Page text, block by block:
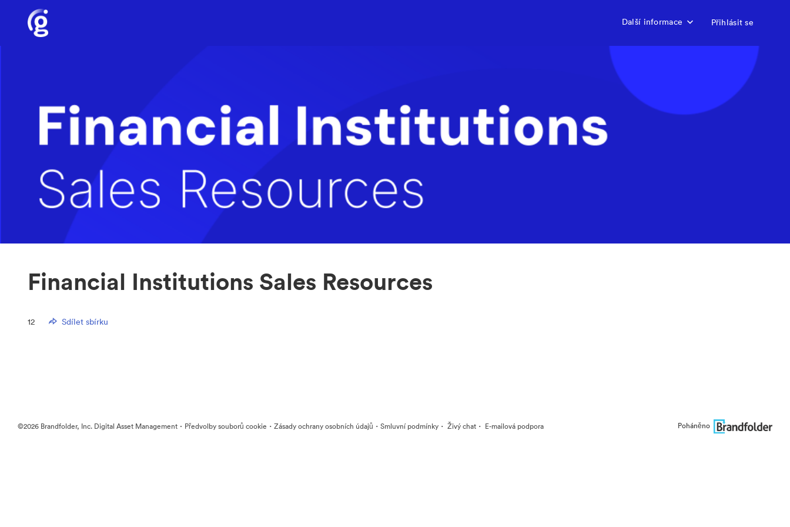
Další informace Přihlásit se
Financial Institutions Sales Resources
12 Sdílet sbírku
©2026 Brandfolder, Inc. Digital Asset Management · Předvolby souborů cookie · Zásady ochrany osobních údajů · Smluvní podmínky · Živý chat · E-mailová podpora Poháněno